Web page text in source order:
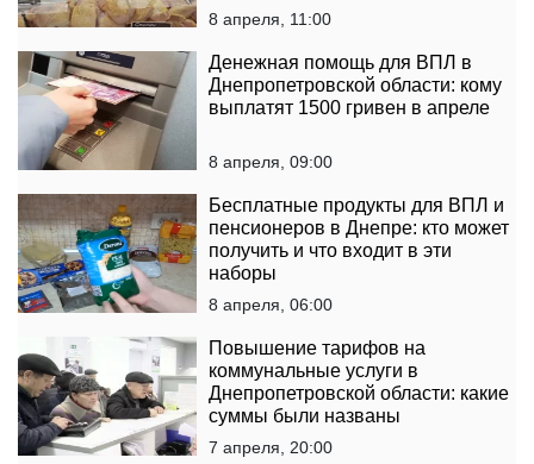
8 апреля, 11:00
Денежная помощь для ВПЛ в
Днепропетровской области: кому
выплатят 1500 гривен в апреле
8 апреля, 09:00
Бесплатные продукты для ВПЛ и
пенсионеров в Днепре: кто может
получить и что входит в эти
наборы
8 апреля, 06:00
Повышение тарифов на
коммунальные услуги в
Днепропетровской области: какие
суммы были названы
7 апреля, 20:00